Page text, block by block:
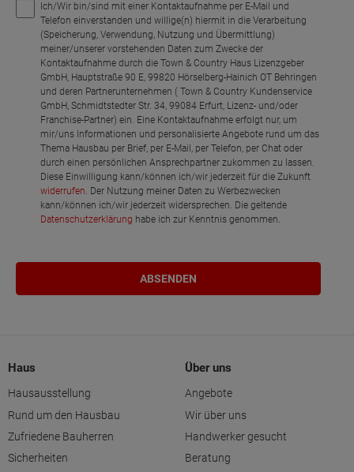
Ich/Wir bin/sind mit einer Kontaktaufnahme per E-Mail und
Telefon einverstanden und willige(n) hiermit in die Verarbeitung
(Speicherung, Verwendung, Nutzung und Übermittlung)
meiner/unserer vorstehenden Daten zum Zwecke der
Kontaktaufnahme durch die Town & Country Haus Lizenzgeber
GmbH, Hauptstraße 90 E, 99820 Hörselberg-Hainich OT Behringen
und deren Partnerunternehmen ( Town & Country Kundenservice
GmbH, Schmidtstedter Str. 34, 99084 Erfurt, Lizenz- und/oder
Franchise-Partner) ein. Eine Kontaktaufnahme erfolgt nur, um
mir/uns Informationen und personalisierte Angebote rund um das
Thema Hausbau per Brief, per E-Mail, per Telefon, per Chat oder
durch einen persönlichen Ansprechpartner zukommen zu lassen.
Diese Einwilligung kann/können ich/wir jederzeit für die Zukunft
widerrufen. Der Nutzung meiner Daten zu Werbezwecken
kann/können ich/wir jederzeit widersprechen. Die geltende
Datenschutzerklärung habe ich zur Kenntnis genommen.
Haus
Hausausstellung
Rund um den Hausbau
Zufriedene Bauherren
Sicherheiten
Über uns
Angebote
Wir über uns
Handwerker gesucht
Beratung